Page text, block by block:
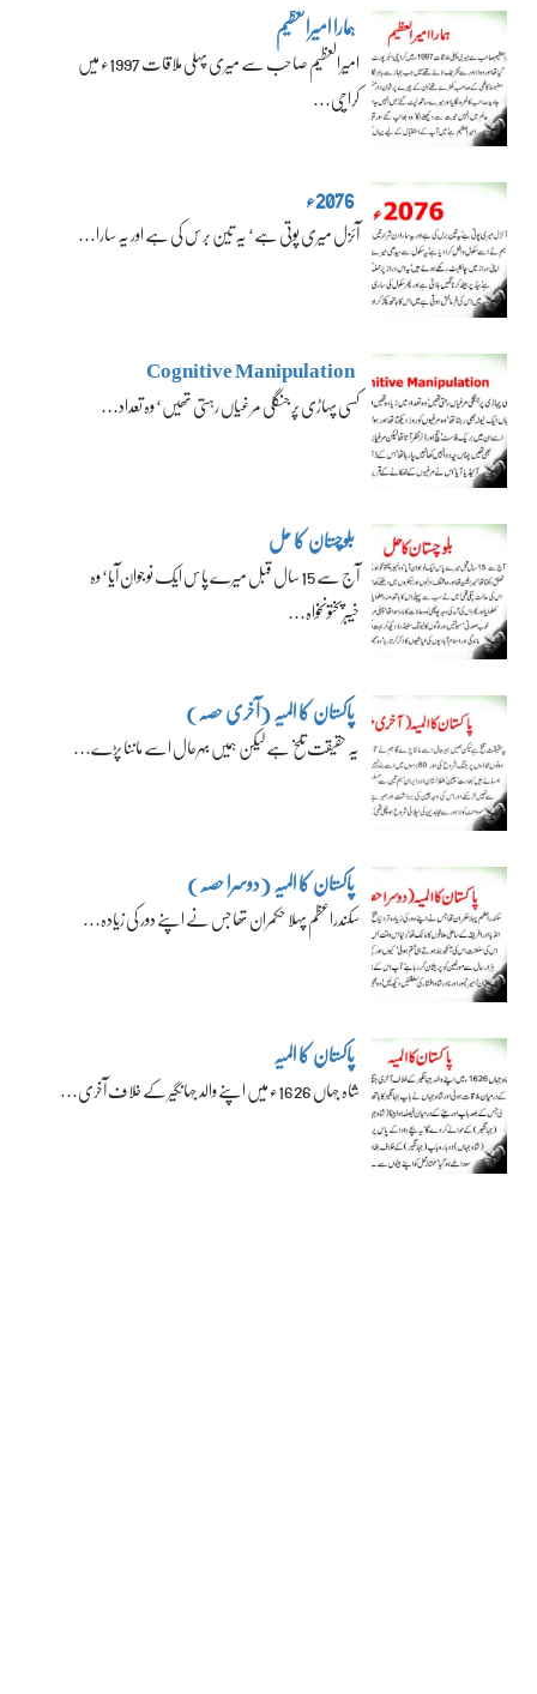
ہمارا امیرالعظیم
امیرالعظیم صاحب سے میری پہلی ملاقات 1997ء میں
کراچی…
2076ء
آئزل میری پوتی ہے‘ یہ تین برس کی ہے اور یہ سارا…
Cognitive Manipulation
کسی پہاڑی پر جنگلی مرغیاں رہتی تھیں‘ وہ تعداد…
بلوچستان کا حل
آج سے 15 سال قبل میرے پاس ایک نوجوان آیا‘ وہ
خیبرپختونخواہ…
پاکستان کا المیہ (آخری حصہ)
یہ حقیقت تلخ ہے لیکن ہمیں بہرحال اسے ماننا پڑے…
پاکستان کا المیہ (دوسرا حصہ)
سکندراعظم پہلا حکمران تھا جس نے اپنے دور کی زیادہ…
پاکستان کا المیہ
شاہ جہاں 1626ء میں اپنے والد جہانگیر کے خلاف آخری…